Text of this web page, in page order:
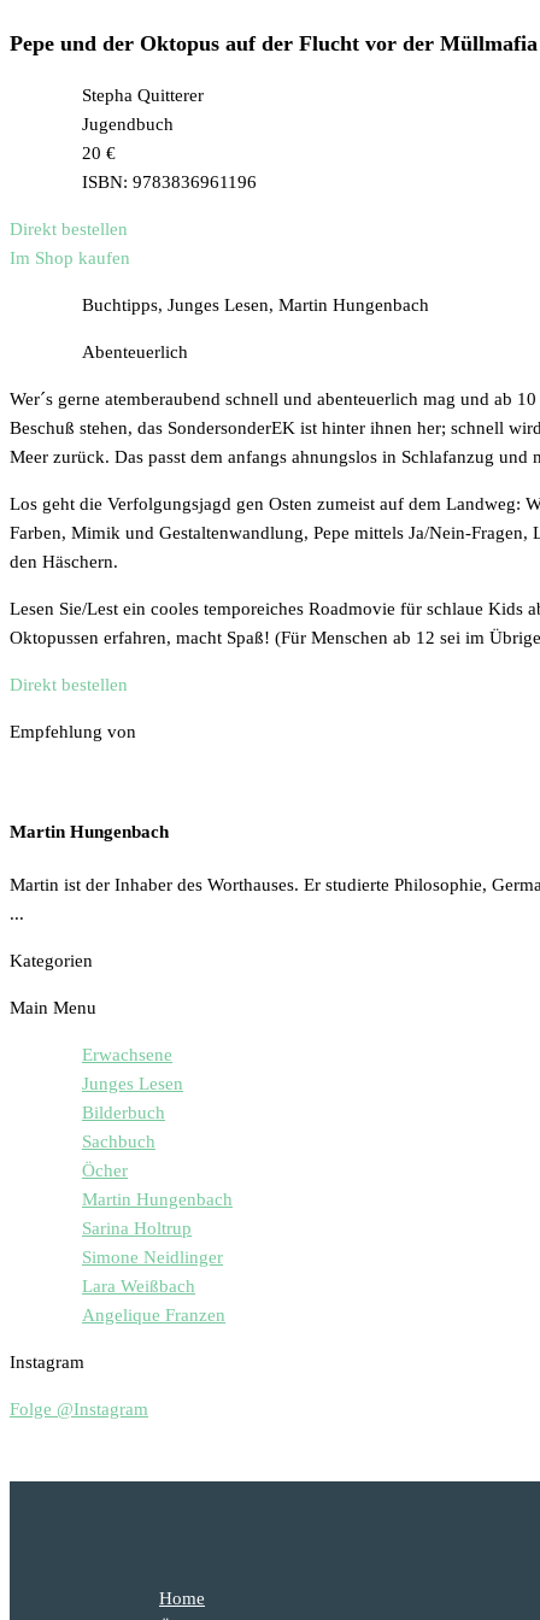
Pepe und der Oktopus auf der Flucht vor der Müllmafia
Stepha Quitterer
Jugendbuch
20 €
ISBN: 9783836961196
Direkt bestellen
Im Shop kaufen
Buchtipps, Junges Lesen, Martin Hungenbach
Abenteuerlich
Wer´s gerne atemberaubend schnell und abenteuerlich mag und ab
Beschuß stehen, das SondersonderEK ist hinter ihnen her; schnell
Meer zurück. Das passt dem anfangs ahnungslos in Schlafanzug
Los geht die Verfolgungsjagd gen Osten zumeist auf dem Landweg:
Farben, Mimik und Gestaltenwandlung, Pepe mittels Ja/Nein-
den Häschern.
Lesen Sie/Lest ein cooles temporeiches Roadmovie für schlaue Kids
Oktopussen erfahren, macht Spaß! (Für Menschen ab 12 sei im
Direkt bestellen
Empfehlung von
Martin Hungenbach
Martin ist der Inhaber des Worthauses. Er studierte Philosophie,
...
Kategorien
Main Menu
Erwachsene
Junges Lesen
Bilderbuch
Sachbuch
Öcher
Martin Hungenbach
Sarina Holtrup
Simone Neidlinger
Lara Weißbach
Angelique Franzen
Instagram
Folge @Instagram
Home